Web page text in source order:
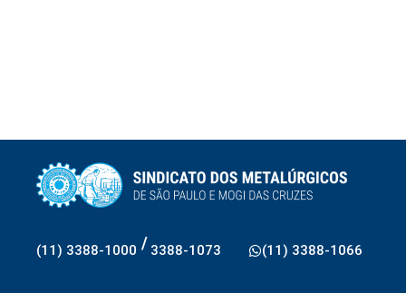
(11) 3388-1000 / 3388-1073 (11) 3388-1066